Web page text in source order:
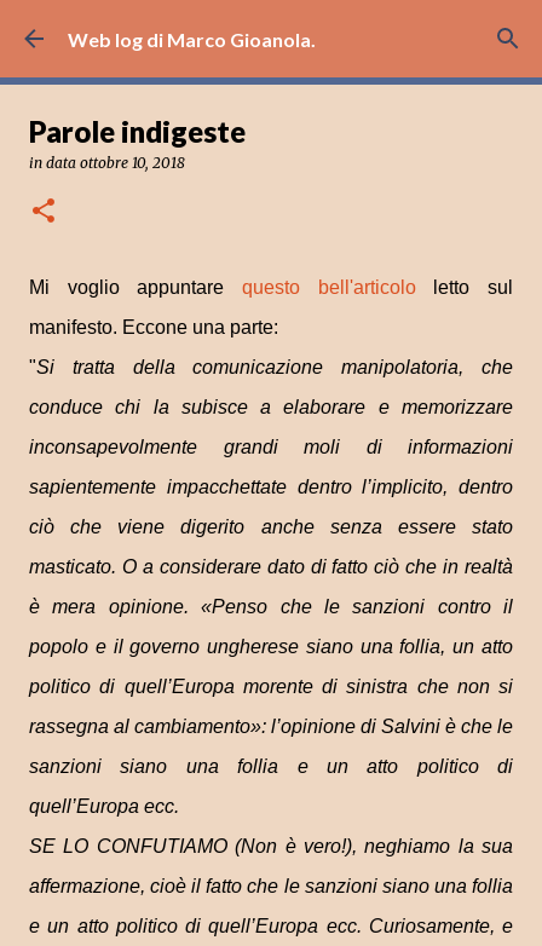
Passa ai contenuti principali
Web log di Marco Gioanola.
Parole indigeste
in data ottobre 10, 2018
Mi voglio appuntare questo bell'articololetto sul
manifesto. Eccone una parte:
"Si tratta della comunicazione manipolatoria, che
conduce chi la subisce a elaborare e memorizzare
inconsapevolmente grandi moli di informazioni
sapientemente impacchettate dentro l’implicito, dentro
ciò che viene digerito anche senza essere stato
masticato. O a considerare dato di fatto ciò che in realtà
è mera opinione. «Penso che le sanzioni contro il
popolo e il governo ungherese siano una follia, un atto
politico di quell’Europa morente di sinistra che non si
rassegna al cambiamento»: l’opinione di Salvini è che le
sanzioni siano una follia e un atto politico di
quell’Europa ecc.
SE LO CONFUTIAMO (Non è vero!), neghiamo la sua
affermazione, cioè il fatto che le sanzioni siano una follia
e un atto politico di quell’Europa ecc. Curiosamente, e